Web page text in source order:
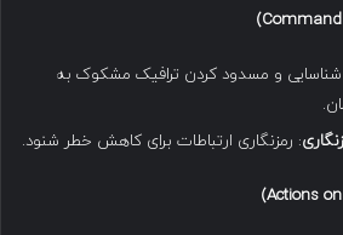
و مسدود کردن ترافیک مشکوک به
: رمزنگاری ارتباطات برای کاهش خطر شنود.